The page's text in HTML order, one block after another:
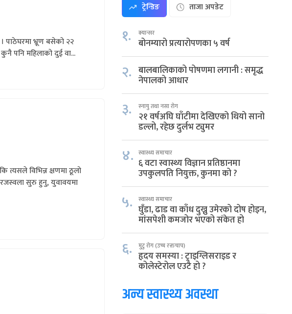
पाठेघरमा भ्रूण बसेको २२
पनि महिलाको दुई वा...
त्यसले विभिन्न क्षणमा ठूलो
रजस्वला सुरु हुनु, युवावयमा
ट्रेन्डिङ ताजा अपडेट
१. क्यान्सर
बोनम्यारो प्रत्यारोपणका ५ वर्ष
२. बालबालिकाको पोषणमा लगानी : समृद्ध
नेपालको आधार
३. स्नायु तथा नसा रोग
२१ वर्षअघि घाँटीमा देखिएको थियो सानो
डल्लो, रहेछ दुर्लभ ट्युमर
४. स्वास्थ्य समाचार
६ वटा स्वास्थ्य विज्ञान प्रतिष्ठानमा
उपकुलपति नियुक्त, कुनमा को ?
५. स्वास्थ्य समाचार
घुँडा, ढाड वा काँध दुख्नु उमेरको दोष होइन,
मांसपेशी कमजोर भएको संकेत हो
६. मुटु रोग (उच्च रक्तचाप)
हृदय समस्या : ट्राइग्लिसराइड र
कोलेस्टेरोल एउटै हो ?
अन्य स्वास्थ्य अवस्था